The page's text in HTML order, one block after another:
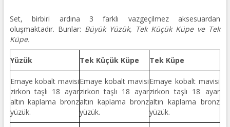
Set, birbiri ardına 3 farklı vazgeçilmez aksesuardan
oluşmaktadır. Bunlar: Büyük Yüzük, Tek Küçük Küpe ve Tek
Küpe.
Yüzük Tek Küçük Küpe Tek Küpe
Emaye kobalt mavisi
zirkon taşlı 18 ayar
altın kaplama bronz
yüzük.
Emaye kobalt mavisi
zirkon taşlı 18 ayar
altın kaplama bronz
yüzük.
Emaye kobalt mavisi
zirkon taşlı 18 ayar
altın kaplama bronz
yüzük.